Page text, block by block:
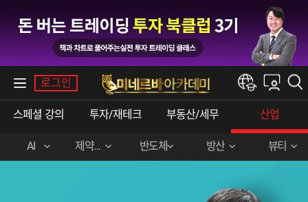
로그인
스페셜 강의 투자/재테크 부동산/세무 산업
한경e아카데미
내강의실
AI 제약바이오 반도체 방산 뷰티